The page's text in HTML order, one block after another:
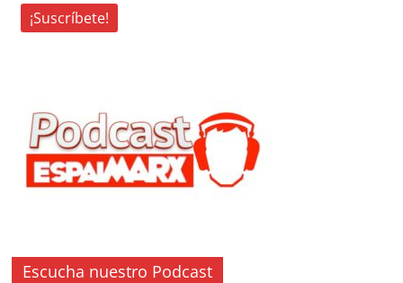
Escucha nuestro Podcast